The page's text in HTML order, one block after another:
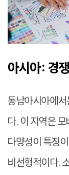
아시아: 경
동남아시아에
다. 이 지역은
다양성이 특징
비선형적이다.